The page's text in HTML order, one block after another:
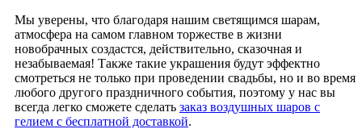
Мы уверены, что благодаря нашим светящимся шарам,
атмосфера на самом главном торжестве в жизни
новобрачных создастся, действительно, сказочная и
незабываемая! Также такие украшения будут эффектно
смотреться не только при проведении свадьбы, но и во время
любого другого праздничного события, поэтому у нас вы
всегда легко сможете сделать заказ воздушных шаров с
гелием с бесплатной доставкой.